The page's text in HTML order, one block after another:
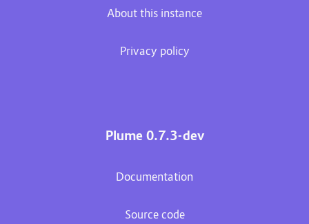
About this instance
Privacy policy
Plume 0.7.3-dev
Documentation
Source code